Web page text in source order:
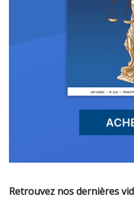
Retrouvez nos dernières